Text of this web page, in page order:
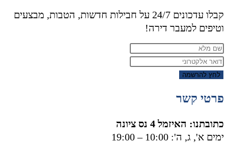
קבלו עדכונים 24/7 על חבילות חדשות, הטבות, מבצעים
וטיפים למעבר דירה!
לחץ להרשמה
פרטי קשר
כתובתנו: האיזמל 4 נס ציונה
ימים א', ג, ה': 10:00 – 19:00